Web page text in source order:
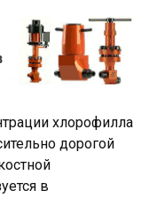
хлорофилла
дорогой
в